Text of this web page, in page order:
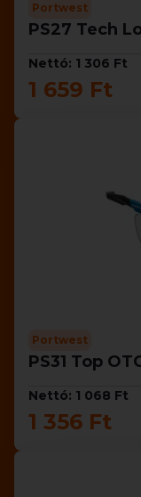
Portwest
PS27 Tech
Nettó: 1 306 Ft
1 659 Ft
Portwest
PS31 Top
Nettó: 1 068 Ft
1 356 Ft